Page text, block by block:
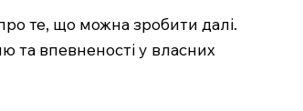
те, що можна зробити далі.
та впевненості у власних